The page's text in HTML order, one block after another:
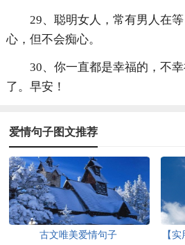
29、聪明女人，常有男人在
心，但不会痴心。
30、你一直都是幸福的，不
了。早安！
爱情句子图文推荐
古文唯美爱情句子
【